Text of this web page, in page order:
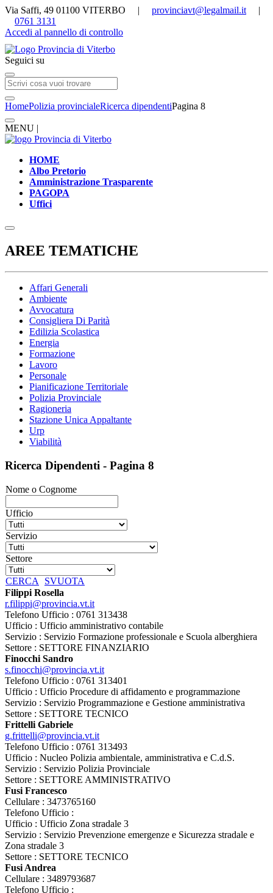
Via Saffi, 49 01100 VITERBO | provinciavt@legalmail.it |
0761 3131
Accedi al pannello di controllo
Seguici su
HomePolizia provincialeRicerca dipendentiPagina 8
MENU |
HOME
Albo Pretorio
Amministrazione Trasparente
PAGOPA
Uffici
AREE TEMATICHE
Affari Generali
Ambiente
Avvocatura
Consigliera Di Parità
Edilizia Scolastica
Energia
Formazione
Lavoro
Personale
Pianificazione Territoriale
Polizia Provinciale
Ragioneria
Stazione Unica Appaltante
Urp
Viabilità
Ricerca Dipendenti - Pagina 8
Nome o Cognome
Ufficio
Servizio
Settore
CERCA
SVUOTA
Filippi Rosella
r.filippi@provincia.vt.it
Telefono Ufficio : 0761 313438
Ufficio : Ufficio amministrativo contabile
Servizio : Servizio Formazione professionale e Scuola alberghiera
Settore : SETTORE FINANZIARIO
Finocchi Sandro
s.finocchi@provincia.vt.it
Telefono Ufficio : 0761 313401
Ufficio : Ufficio Procedure di affidamento e programmazione
Servizio : Servizio Programmazione e Gestione amministrativa
Settore : SETTORE TECNICO
Frittelli Gabriele
g.frittelli@provincia.vt.it
Telefono Ufficio : 0761 313493
Ufficio : Nucleo Polizia ambientale, amministrativa e C.d.S.
Servizio : Servizio Polizia Provinciale
Settore : SETTORE AMMINISTRATIVO
Fusi Francesco
Cellulare : 3473765160
Telefono Ufficio :
Ufficio : Ufficio Zona stradale 3
Servizio : Servizio Prevenzione emergenze e Sicurezza stradale e
Zona stradale 3
Settore : SETTORE TECNICO
Fusi Andrea
Cellulare : 3489793687
Telefono Ufficio :